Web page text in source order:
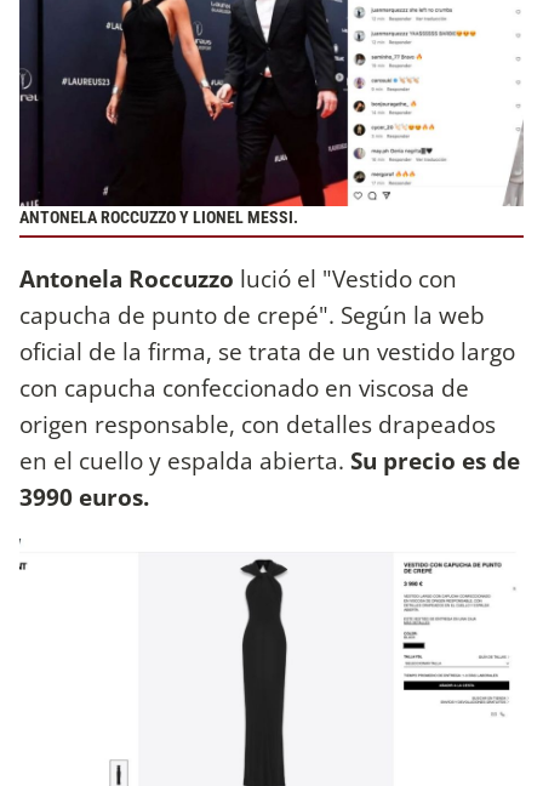
ANTONELA ROCCUZZO Y LIONEL MESSI.
Antonela Roccuzzo lució el "Vestido con
capucha de punto de crepé". Según la web
oficial de la firma, se trata de un vestido largo
con capucha confeccionado en viscosa de
origen responsable, con detalles drapeados
en el cuello y espalda abierta. Su precio es de
3990 euros.